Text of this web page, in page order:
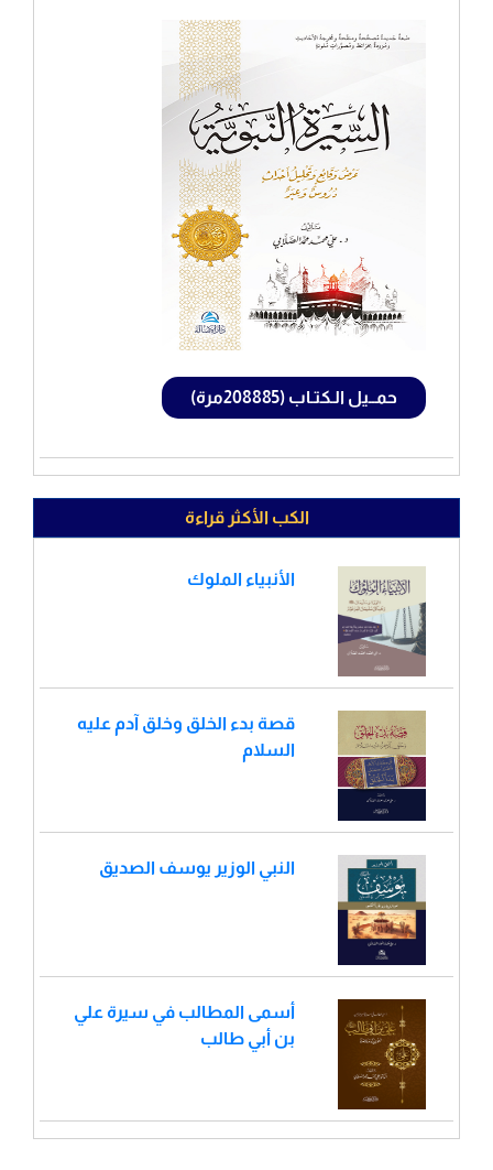
حمــيل الـكتـاب (208885مرة)
الكب الأكثر قراءة
الأنبياء الملوك
قصة بدء الخلق وخلق آدم عليه
السلام
النبي الوزير يوسف الصديق
أسمى المطالب في سيرة علي
بن أبي طالب